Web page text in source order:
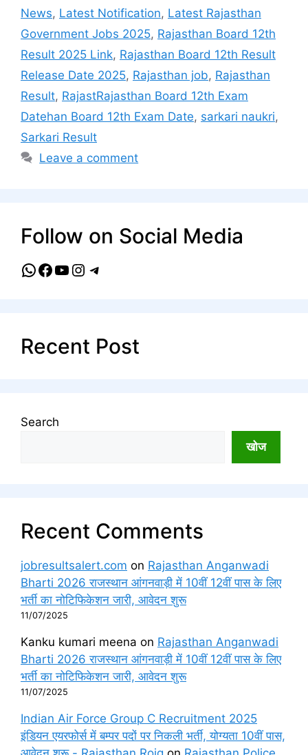
News, Latest Notification, Latest Rajasthan
Government Jobs 2025, Rajasthan Board 12th
Result 2025 Link, Rajasthan Board 12th Result
Release Date 2025, Rajasthan job, Rajasthan
Result, RajastRajasthan Board 12th Exam
Datehan Board 12th Exam Date, sarkari naukri,
Sarkari Result
Leave a comment
Follow on Social Media
WhatsApp
Facebook
YouTube
Instagram
Telegram
Recent Post
Search
खोज
Recent Comments
jobresultsalert.com on Rajasthan Anganwadi
Bharti 2026 राजस्थान आंगनवाड़ी में 10वीं 12वीं पास के लिए
भर्ती का नोटिफिकेशन जारी, आवेदन शुरू
11/07/2025
Kanku kumari meena on Rajasthan Anganwadi
Bharti 2026 राजस्थान आंगनवाड़ी में 10वीं 12वीं पास के लिए
भर्ती का नोटिफिकेशन जारी, आवेदन शुरू
11/07/2025
Indian Air Force Group C Recruitment 2025
इंडियन एयरफोर्स में बम्पर पदों पर निकली भर्ती, योग्यता 10वीं पास,